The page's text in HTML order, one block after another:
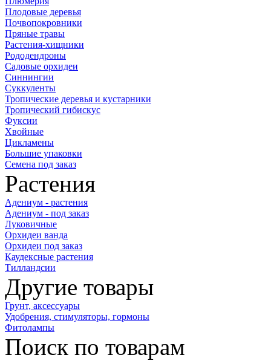
Плодовые деревья
Почвопокровники
Пряные травы
Растения-хищники
Рододендроны
Садовые орхидеи
Синнингии
Суккуленты
Тропические деревья и кустарники
Тропический гибискус
Фуксии
Хвойные
Цикламены
Большие упаковки
Семена под заказ
Растения
Адениум - растения
Адениум - под заказ
Луковичные
Орхидеи ванда
Орхидеи под заказ
Каудексные растения
Тилландсии
Другие товары
Грунт, аксессуары
Удобрения, стимуляторы, гормоны
Фитолампы
Поиск по товарам